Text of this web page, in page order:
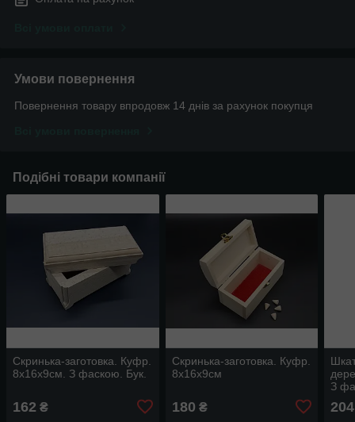
Умови повернення
Повернення товару впродовж 14 днів за рахунок покупця
Подібні товари компанії
Скринька-заготовка. Куфр.
8х16х9см. З фаскою. Бук.
162 ₴
Скринька-заготовка. Куфр.
8х16х9см
180 ₴
З
204